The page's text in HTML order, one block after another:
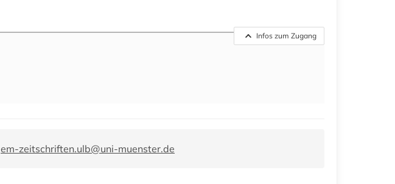
Infos zum Zugang
em-zeitschriften.ulb@uni-muenster.de